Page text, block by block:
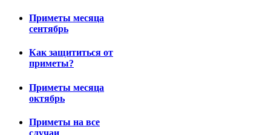
Приметы месяца
сентябрь
Как защититься от
приметы?
Приметы месяца
октябрь
Приметы на все
случаи